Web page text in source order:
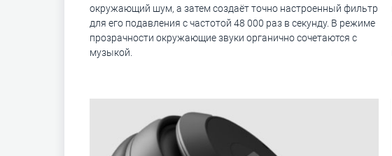
окружающий шум, а затем создаёт точно настроенный фильтр
для его подавления с частотой 48 000 раз в секунду. В режиме
прозрачности окружающие звуки органично сочетаются с
музыкой.